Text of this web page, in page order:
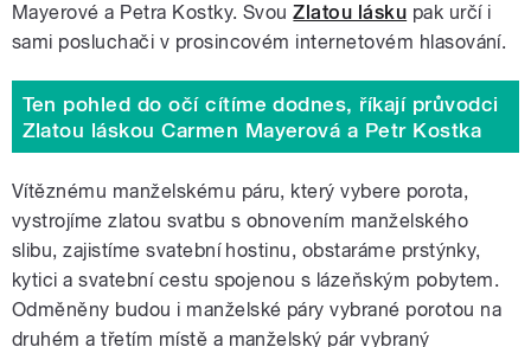
Mayerové a Petra Kostky. SvouZlatou lásku pak určí i
sami posluchači v prosincovém internetovém hlasování.
Ten pohled do očí cítíme dodnes, říkají průvodci
Zlatou láskou Carmen Mayerová a Petr Kostka
Vítěznému manželskému páru, který vybere porota,
vystrojíme zlatou svatbu s obnovením manželského
slibu, zajistíme svatební hostinu, obstaráme prstýnky,
kytici a svatební cestu spojenou s lázeňským pobytem.
Odměněny budou i manželské páry vybrané porotou na
druhém a třetím místě a manželský pár vybraný